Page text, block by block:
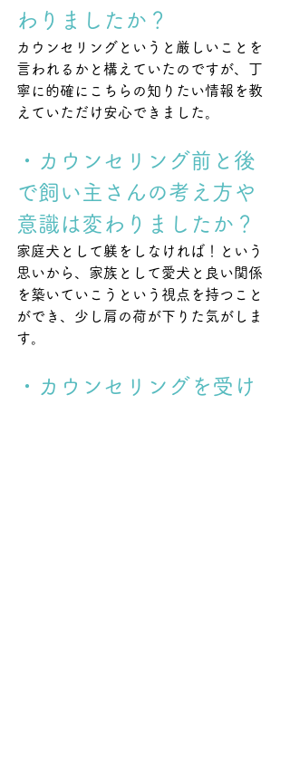
わりましたか？
カウンセリングというと厳しいことを
言われるかと構えていたのですが、丁
寧に的確にこちらの知りたい情報を教
えていただけ安心できました。
・カウンセリング前と後
で飼い主さんの考え方や
意識は変わりましたか？
家庭犬として躾をしなければ！という
思いから、家族として愛犬と良い関係
を築いていこうという視点を持つこと
ができ、少し肩の荷が下りた気がしま
す。
・カウンセリングを受け